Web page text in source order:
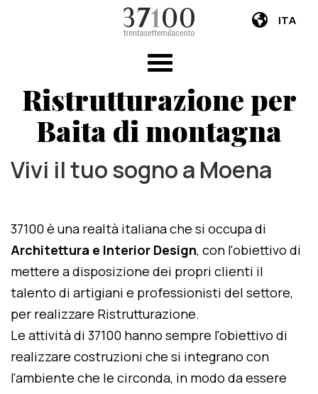
ITA
Ristrutturazione per
Baita di montagna
Vivi il tuo sogno a Moena
37100 è una realtà italiana che si occupa di
Architettura e Interior Design, con l'obiettivo di
mettere a disposizione dei propri clienti il
talento di artigiani e professionisti del settore,
per realizzare Ristrutturazione.
Le attività di 37100 hanno sempre l'obiettivo di
realizzare costruzioni che si integrano con
l'ambiente che le circonda, in modo da essere